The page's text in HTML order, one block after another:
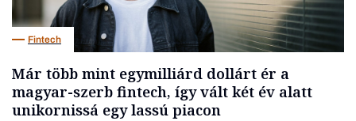
Fintech
Már több mint egymilliárd dollárt ér a
magyar-szerb fintech, így vált két év alatt
unikornissá egy lassú piacon